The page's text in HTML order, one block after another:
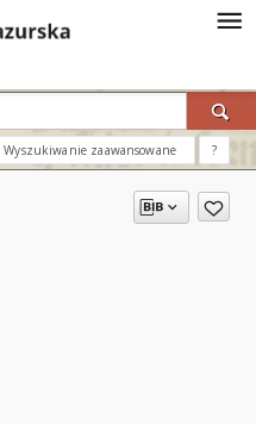
Wyszukiwanie zaawansowane ?